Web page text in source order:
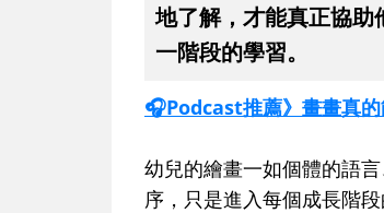
地了解，才能真正協
一階段的學習。
🎧Podcast推薦》畫畫真
幼兒的繪畫一如個體的語
序，只是進入每個成長階段